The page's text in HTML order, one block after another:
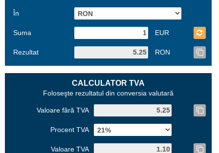
În
Suma EUR
Rezultat RON
CALCULATOR TVA
Foloseşte rezultatul din conversia valutară
Valoare fără TVA
Procent TVA
Valoare TVA